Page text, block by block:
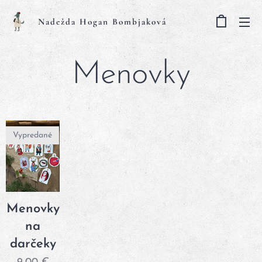
Nadežda Hogan Bombjaková
Menovky
Menovky
na
darčeky
Vypredané